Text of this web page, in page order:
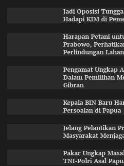
Jadi Oposisi
Hadapi KIM di
Harapan Petani
Prabowo,
Perlindungan
Pengamat Ungkap
Dalam Pemilihan
Gibran
Kepala BIN Baru
Persoalan di Papua
Jelang Pelantikan
Masyarakat
Pakar Ungkap
TNI-Polri Asal